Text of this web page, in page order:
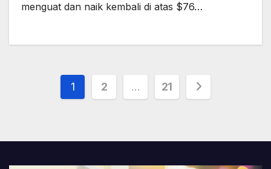
menguat dan naik kembali di atas $76…
Posts
1 2 … 21